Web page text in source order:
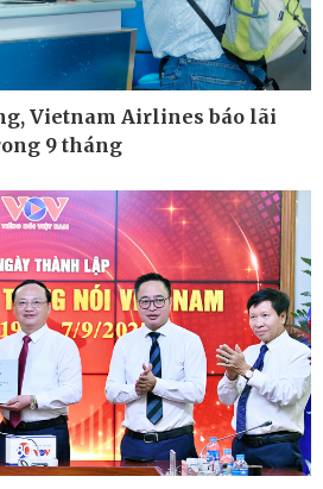
Thông tin doanh nghiệp
Doanh nghiệp 24h
Doanh nhân
Vì cộng đồng
Vietnam Airlines báo lãi
9 tháng